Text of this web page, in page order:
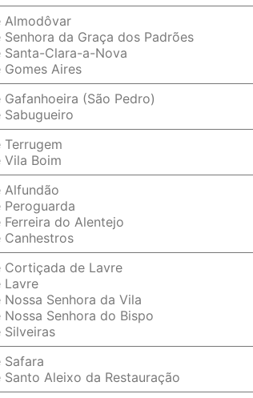
Almodôvar
Senhora da Graça dos Padrões
Santa-Clara-a-Nova
Gomes Aires
Gafanhoeira (São Pedro)
Sabugueiro
Terrugem
Vila Boim
Alfundão
Peroguarda
Ferreira do Alentejo
Canhestros
Cortiçada de Lavre
Lavre
Nossa Senhora da Vila
Nossa Senhora do Bispo
Silveiras
Safara
Santo Aleixo da Restauração